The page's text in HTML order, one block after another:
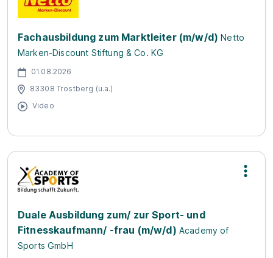
Fachausbildung zum Marktleiter (m/w/d) Netto
Marken-Discount Stiftung & Co. KG
01.08.2026
83308 Trostberg (u.a.)
Video
Duale Ausbildung zum/ zur Sport- und
Fitnesskaufmann/ -frau (m/w/d) Academy of
Sports GmbH